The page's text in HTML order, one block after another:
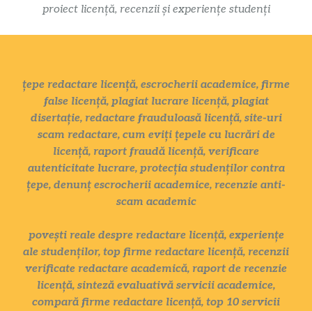
proiect licență, recenzii și experiențe studenți
țepe redactare licență, escrocherii academice, firme
false licență, plagiat lucrare licență, plagiat
disertație, redactare frauduloasă licență, site-uri
scam redactare, cum eviți țepele cu lucrări de
licență, raport fraudă licență, verificare
autenticitate lucrare, protecția studenților contra
țepe, denunț escrocherii academice, recenzie anti-
scam academic
povești reale despre redactare licență, experiențe
ale studenților, top firme redactare licență, recenzii
verificate redactare academică, raport de recenzie
licență, sinteză evaluativă servicii academice,
compară firme redactare licență, top 10 servicii